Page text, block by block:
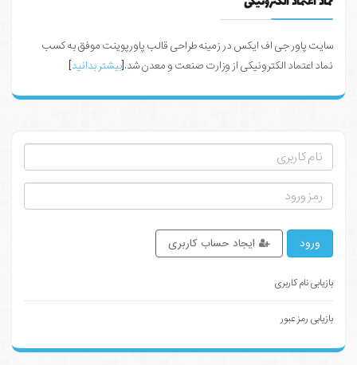
سایت پاور جی اف ایکس در زمینه طراحی قالب پاورپوینت موفق به کسب
نماد اعتماد الکترونیکی از وزارت صنعت و معدن شد.[بیشتر بدانید]
ورود ایجاد حساب کاربری
بازیابی نام کاربری
بازیابی رمز عبور